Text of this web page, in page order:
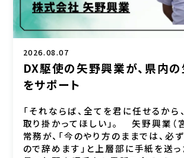
2026.08.07
DX駆使の矢野興業が、県内
をサポート
「それならば、全てを君に任せるから
取り掛かってほしい」。 矢野興業（
常務が、「今のやり方のままでは、必
ので辞めます」と上層部に手紙を送っ